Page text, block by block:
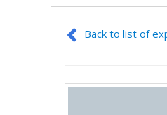
Back to list of